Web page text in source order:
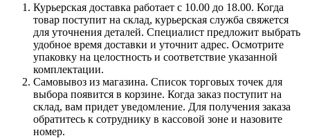
Курьерская доставка работает с 10.00 до 18.00. Когда
товар поступит на склад, курьерская служба свяжется
для уточнения деталей. Специалист предложит выбрать
удобное время доставки и уточнит адрес. Осмотрите
упаковку на целостность и соответствие указанной
комплектации.
Самовывоз из магазина. Список торговых точек для
выбора появится в корзине. Когда заказ поступит на
склад, вам придет уведомление. Для получения заказа
обратитесь к сотруднику в кассовой зоне и назовите
номер.